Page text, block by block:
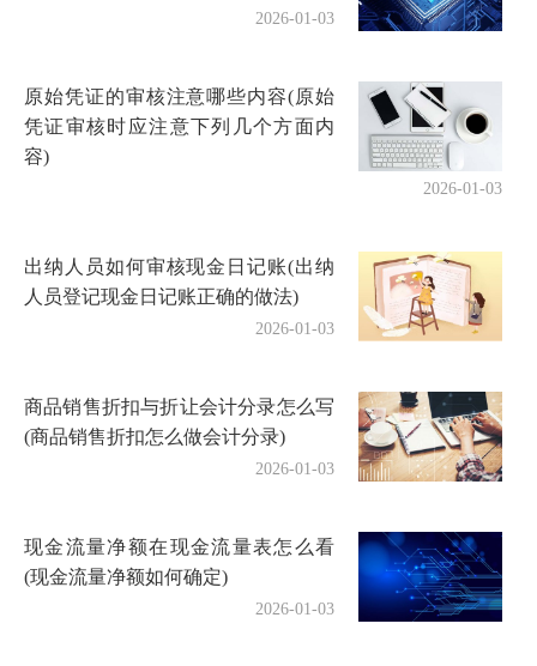
2026-01-03
原始凭证的审核注意哪些内容(原始
凭证审核时应注意下列几个方面内
容)
2026-01-03
出纳人员如何审核现金日记账(出纳
人员登记现金日记账正确的做法)
2026-01-03
商品销售折扣与折让会计分录怎么写
(商品销售折扣怎么做会计分录)
2026-01-03
现金流量净额在现金流量表怎么看
(现金流量净额如何确定)
2026-01-03